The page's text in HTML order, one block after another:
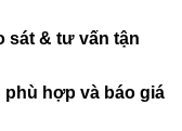
sát & tư vấn tận
hợp và báo giá